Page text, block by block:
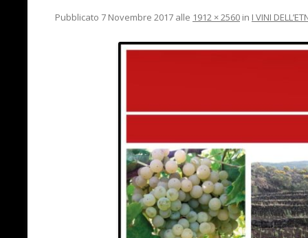
Pubblicato 7 Novembre 2017 alle 1912 × 2560 in I VINI